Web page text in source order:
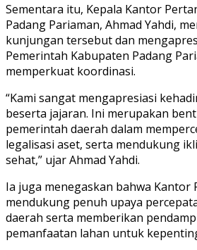
Sementara itu, Kepala Kantor
Padang Pariaman, Ahmad Yahdi,
kunjungan tersebut dan
Pemerintah Kabupaten Padang
memperkuat koordinasi.
“Kami sangat mengapresiasi
beserta jajaran. Ini merupakan
pemerintah daerah dalam
legalisasi aset, serta mendukung
sehat,” ujar Ahmad Yahdi.
Ia juga menegaskan bahwa Kantor
mendukung penuh upaya
daerah serta memberikan
pemanfaatan lahan untuk